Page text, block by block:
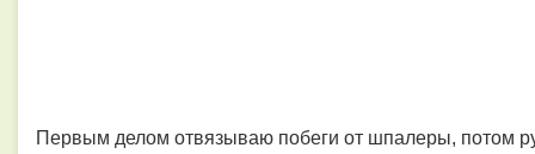
Первым делом отвязываю побеги от шпалеры, потом